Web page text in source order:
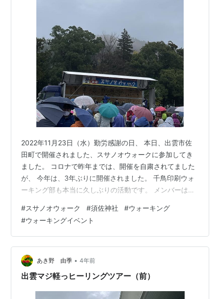
2022年11月23日（水）勤労感謝の日、 本日、出雲市佐
田町で開催されました、スサノオウォークに参加してき
ました。 コロナで昨年までは、開催を自粛されてました
が、 今年は、3年ぶりに開催されました。 千鳥印刷ウォ
ーキング部も本当に久しぶりの活動です。 メンバーは過
ンバーもいました。 千鳥印刷ウォーキング部からは7人
が参加し、 そのうち2名が初参加でした。（実は私も初
参加です） 天気は、あいにくの雨、 結構土砂降りからの
スタートでした。 ですが、うちのウォーキング部のメン
バーをはじめ、 参加した皆さんは雨だろうが 開催を心待
ちにしていた人達ば…
#スサノオウォーク #須佐神社 #ウォーキング
#ウォーキングイベント
あき野 由季 • 4年前
出雲マジ軽っヒーリングツアー（前）